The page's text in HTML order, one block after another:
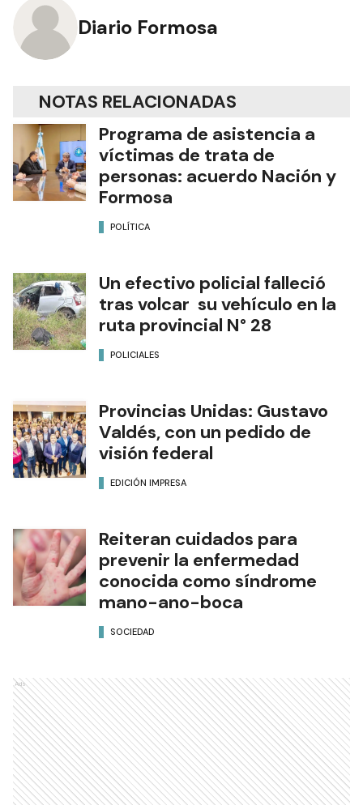
Diario Formosa
NOTAS RELACIONADAS
Programa de asistencia a
víctimas de trata de
personas: acuerdo Nación y
Formosa
POLÍTICA
Un efectivo policial falleció
tras volcar su vehículo en la
ruta provincial N° 28
POLICIALES
Provincias Unidas: Gustavo
Valdés, con un pedido de
visión federal
EDICIÓN IMPRESA
Reiteran cuidados para
prevenir la enfermedad
conocida como síndrome
mano-ano-boca
SOCIEDAD
Ads